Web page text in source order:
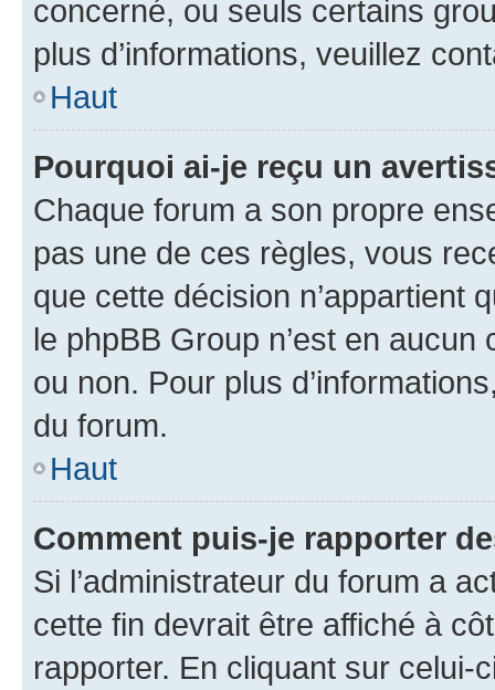
concerné, ou seuls certains
plus d’informations, veuillez
Haut
Pourquoi ai-je reçu un
Chaque forum a son propre
pas une de ces règles, vous
que cette décision n’appartient
le phpBB Group n’est en
ou non. Pour plus
du forum.
Haut
Comment puis-je rapporter
Si l’administrateur du forum a
cette fin devrait être affiché à
rapporter. En cliquant sur